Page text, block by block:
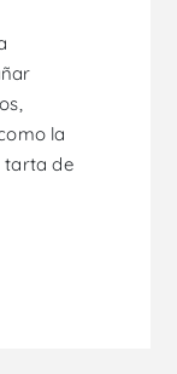
la
tarta de